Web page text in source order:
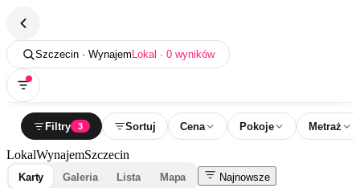
Szczecin · Wynajem Lokal · 0 wyników
Filtry 3 Sortuj Cena Pokoje Metraż
LokalWynajemSzczecin
Karty Galeria Lista Mapa Najnowsze